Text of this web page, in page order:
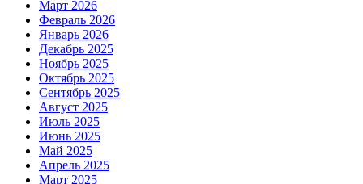
Март 2026
Февраль 2026
Январь 2026
Декабрь 2025
Ноябрь 2025
Октябрь 2025
Сентябрь 2025
Август 2025
Июль 2025
Июнь 2025
Май 2025
Апрель 2025
Март 2025